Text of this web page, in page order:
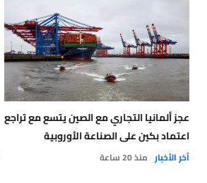
عجز ألمانيا التجاري مع الصين يتسع مع تراجع
اعتماد بكين على الصناعة الأوروبية
آخر الأخبار منذ 20 ساعة